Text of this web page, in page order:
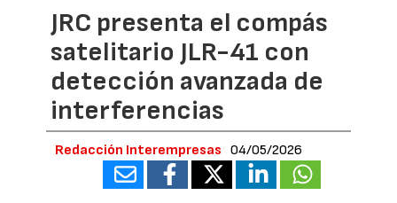
JRC presenta el compás
satelitario JLR-41 con
detección avanzada de
interferencias
Redacción Interempresas 04/05/2026